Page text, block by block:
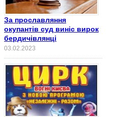
За прославляння
окупантів суд виніс вирок
бердичівлянці
03.02.2023